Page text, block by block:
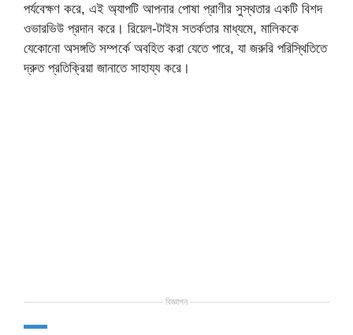
পর্যবেক্ষণ করে, এই অ্যাপটি আপনার পোষা প্রাণীর সুস্থতার একটি বিশদ
ওভারভিউ প্রদান করে। রিয়েল-টাইম সতর্কতার মাধ্যমে, মালিককে
যেকোনো অসঙ্গতি সম্পর্কে অবহিত করা যেতে পারে, যা জরুরি পরিস্থিতিতে
দ্রুত প্রতিক্রিয়া জানাতে সাহায্য করে।
বিজ্ঞাপন